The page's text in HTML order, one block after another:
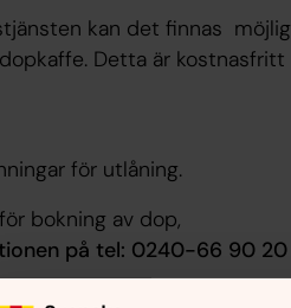
kan det finnas
Detta är
för utlåning.
bokning av dop,
på tel: 0240-66 90 20